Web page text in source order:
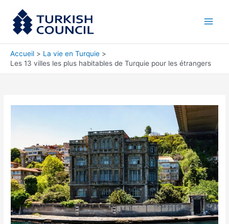
contenu
Accueil
La vie en Turquie
Les 13 villes les plus habitables de Turquie pour les étrangers